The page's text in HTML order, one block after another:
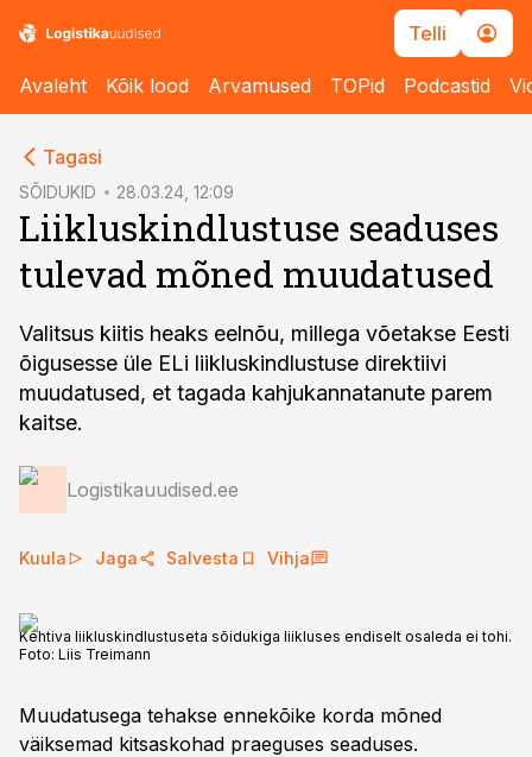
Telli
Avaleht Kõik lood Arvamused TOPid Podcastid
Tagasi
SÕIDUKID 28.03.24, 12:09
Liikluskindlustuse seaduses
tulevad mõned muudatused
Valitsus kiitis heaks eelnõu, millega võetakse Eesti
õigusesse üle ELi liikluskindlustuse direktiivi
muudatused, et tagada kahjukannatanute parem
kaitse.
Logistikauudised.ee
Kuula Jaga Salvesta Vihja
Kehtiva liikluskindlustuseta sõidukiga liikluses endiselt osaleda ei tohi.
Foto: Liis Treimann
Muudatusega tehakse ennekõike korda mõned
väiksemad kitsaskohad praeguses seaduses.